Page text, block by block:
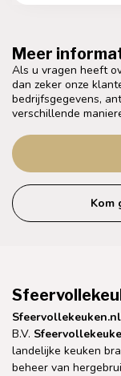
Meer
Als u vragen heeft
dan zeker onze
bedrijfsgegevens,
verschillende
Kom
Sfeervollekeuken.nl
B.V.
landelijke keuken
beheer van